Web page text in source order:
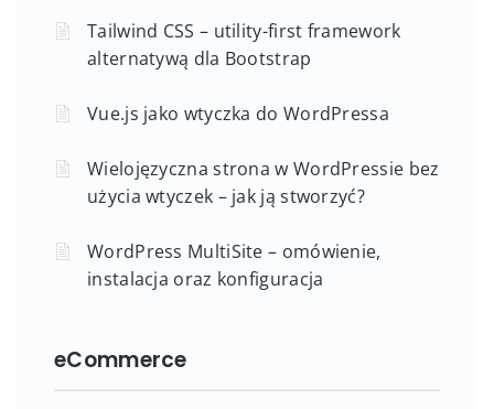
Tailwind CSS – utility-first framework
alternatywą dla Bootstrap
Vue.js jako wtyczka do WordPressa
Wielojęzyczna strona w WordPressie bez
użycia wtyczek – jak ją stworzyć?
WordPress MultiSite – omówienie,
instalacja oraz konfiguracja
eCommerce